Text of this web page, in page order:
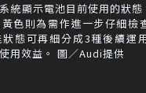
統顯示電池目前使用的狀
色則為需作進一步仔細檢
態可再細分成3種後續運
用效益。 圖／Audi提供